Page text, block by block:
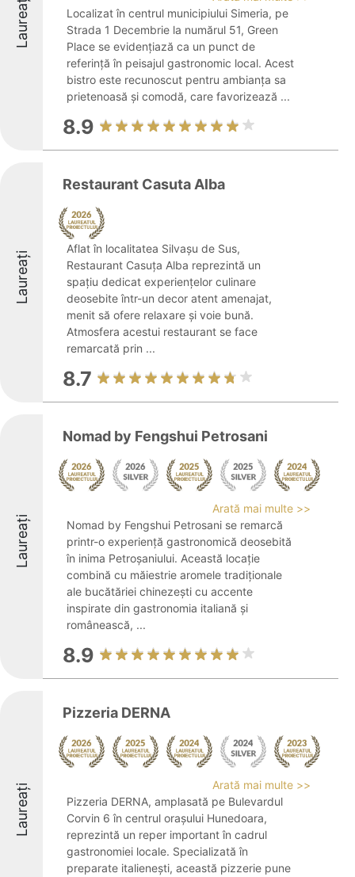
Laureați
Localizat în centrul municipiului Simeria, pe
Strada 1 Decembrie la numărul 51, Green
Place se evidențiază ca un punct de
referință în peisajul gastronomic local. Acest
bistro este recunoscut pentru ambianța sa
prietenoasă și comodă, care favorizează ...
8.9
Laureați
Restaurant Casuta Alba
Aflat în localitatea Silvașu de Sus,
Restaurant Casuța Alba reprezintă un
spațiu dedicat experiențelor culinare
deosebite într-un decor atent amenajat,
menit să ofere relaxare și voie bună.
Atmosfera acestui restaurant se face
remarcată prin ...
8.7
Laureați
Nomad by Fengshui Petrosani
Arată mai multe >>
Nomad by Fengshui Petrosani se remarcă
printr-o experiență gastronomică deosebită
în inima Petroșaniului. Această locație
combină cu măiestrie aromele tradiționale
ale bucătăriei chinezești cu accente
inspirate din gastronomia italiană și
românească, ...
8.9
Laureați
Pizzeria DERNA
Arată mai multe >>
Pizzeria DERNA, amplasată pe Bulevardul
Corvin 6 în centrul orașului Hunedoara,
reprezintă un reper important în cadrul
gastronomiei locale. Specializată în
preparate italienești, această pizzerie pune